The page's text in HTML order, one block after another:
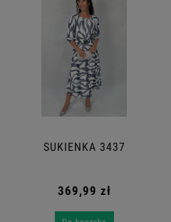
SUKIENKA 3437
369,99 zł